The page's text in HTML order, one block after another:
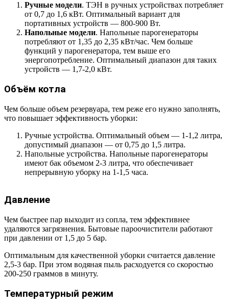
Ручные модели. ТЭН в ручных устройствах потребляет
от 0,7 до 1,6 кВт. Оптимальный вариант для
портативных устройств — 800-900 Вт.
Напольные модели. Напольные парогенераторы
потребляют от 1,35 до 2,35 кВт/час. Чем больше
функций у парогенератора, тем выше его
энергопотребление. Оптимальный диапазон для таких
устройств — 1,7-2,0 кВт.
Объём котла
Чем больше объем резервуара, тем реже его нужно заполнять,
что повышает эффективность уборки:
Ручные устройства. Оптимальный объем — 1-1,2 литра,
допустимый диапазон — от 0,75 до 1,5 литра.
Напольные устройства. Напольные парогенераторы
имеют бак объемом 2-3 литра, что обеспечивает
непрерывную уборку на 1-1,5 часа.
Давление
Чем быстрее пар выходит из сопла, тем эффективнее
удаляются загрязнения. Бытовые пароочистители работают
при давлении от 1,5 до 5 бар.
Оптимальным для качественной уборки считается давление
2,5-3 бар. При этом водяная пыль расходуется со скоростью
200-250 граммов в минуту.
Температурный режим